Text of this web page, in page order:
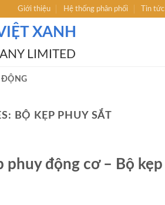
Giới thiệu Hệ thống phân phối Tin tức
XANH
LIMITED
ĐỘNG
BỘ KẸP PHUY SẮT
phuy động cơ – Bộ kẹp